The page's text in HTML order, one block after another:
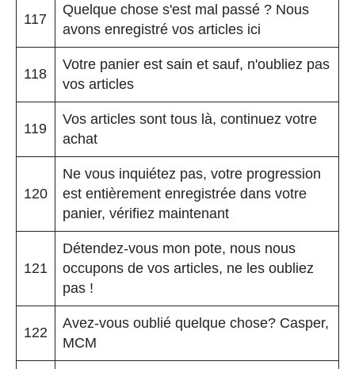
117
Quelque chose s'est mal passé ? Nous
avons enregistré vos articles ici
118
Votre panier est sain et sauf, n'oubliez pas
vos articles
119
Vos articles sont tous là, continuez votre
achat
120
Ne vous inquiétez pas, votre progression
est entièrement enregistrée dans votre
panier, vérifiez maintenant
121
Détendez-vous mon pote, nous nous
occupons de vos articles, ne les oubliez
pas !
122
Avez-vous oublié quelque chose? Casper,
MCM